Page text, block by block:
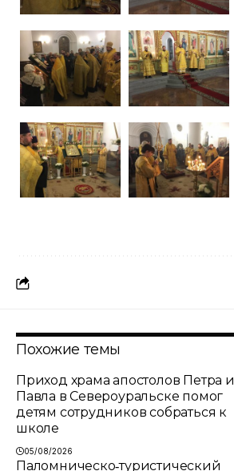
Похожие темы
Приход храма апостолов Петра и
Павла в Североуральске помог
детям сотрудников собраться к
школе
05/08/2026
Паломническо‑туристический